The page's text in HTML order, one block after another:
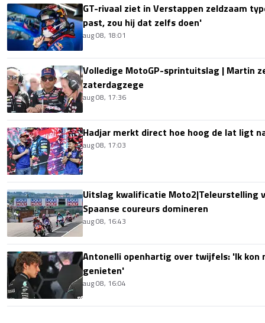
GT-rivaal ziet in Verstappen zeldzaam
past, zou hij dat zelfs doen'
aug 08, 18:01
Volledige MotoGP-sprintuitslag | Martin
zaterdagzege
aug 08, 17:36
Hadjar merkt direct hoe hoog de lat ligt
aug 08, 17:03
Uitslag kwalificatie Moto2|Teleurstelling
Spaanse coureurs domineren
aug 08, 16:43
Antonelli openhartig over twijfels: 'Ik kon
genieten'
aug 08, 16:04